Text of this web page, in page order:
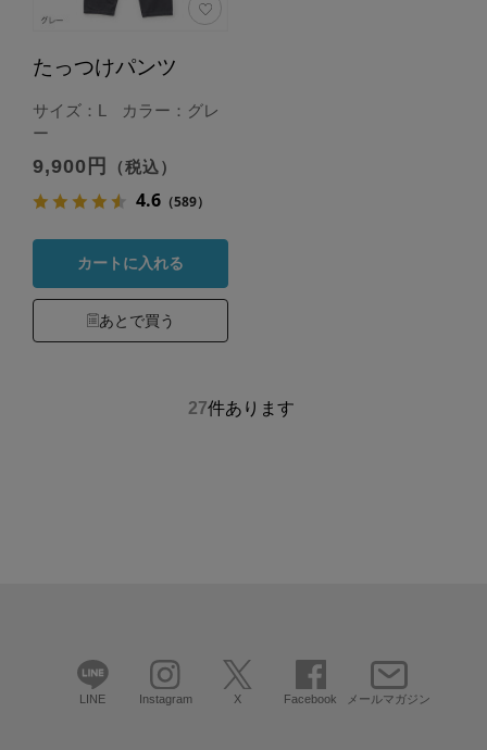
たっつけパンツ
サイズ：L カラー：グレ
ー
9,900円 （税込）
4.6（589）
カートに入れる
あとで買う
27件あります
LINE Instagram X Facebook メールマガジン